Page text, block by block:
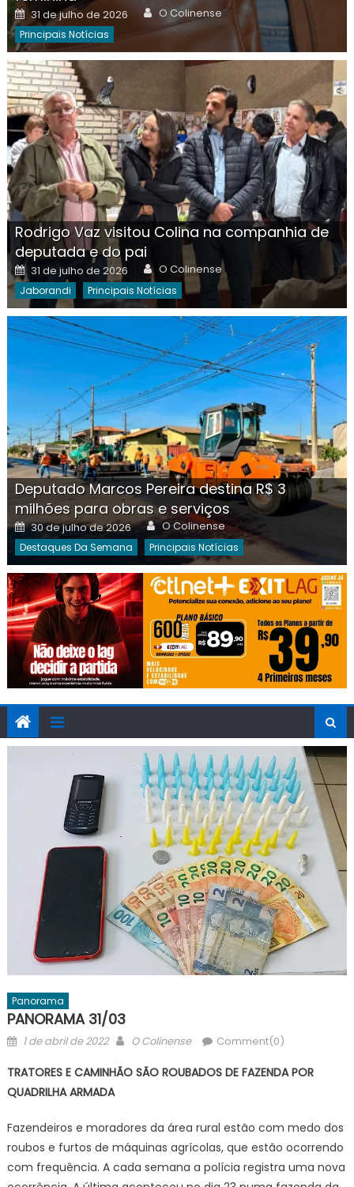
Posted
on
31 de julho de 2026 Author
O Colinense
Principais Notícias
Rodrigo Vaz visitou Colina na companhia de
deputada e do pai
Posted
on
31 de julho de 2026 Author
O Colinense
Jaborandi Principais Notícias
Deputado Marcos Pereira destina R$ 3
milhões para obras e serviços
Posted
on
30 de julho de 2026 Author
O Colinense
Destaques Da Semana Principais Notícias
Panorama
PANORAMA 31/03
Posted
1 de abril de 2022 Author
O Colinense Comment(0)
TRATORES E CAMINHÃO SÃO ROUBADOS DE FAZENDA POR
QUADRILHA ARMADA
Fazendeiros e moradores da área rural estão com medo dos
roubos e furtos de máquinas agrícolas, que estão ocorrendo
com frequência. A cada semana a polícia registra uma nova